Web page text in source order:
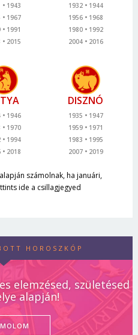
1943
1967
1991
2015
1932
1944
1956
1968
1980
1992
2004
2016
1946
1970
1994
2018
DISZNÓ
1935
1947
1959
1971
1983
1995
2007
2019
számolnak, ha januári,
ide a csillagjegyed
HOROSZKÓP
elemzésed, születésed
alapján!